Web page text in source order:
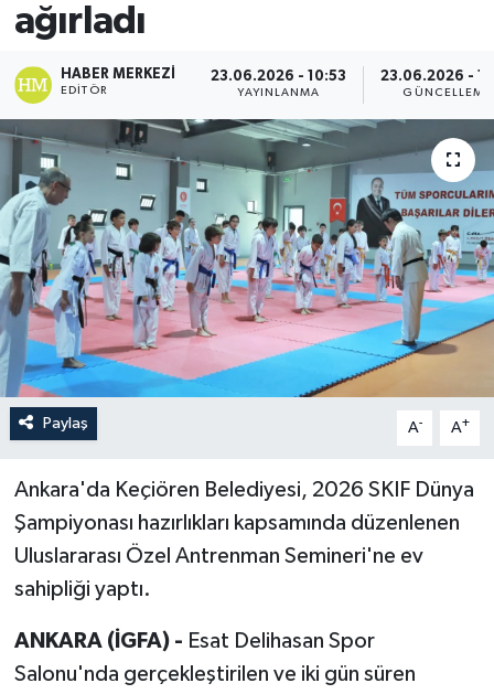
ağırladı
HABER MERKEZI
EDITÖR
23.06.2026 - 10:53
YAYINLANMA
23.06.2026 -
GÜNCELLEME
Paylaş A- A+
Ankara'da Keçiören Belediyesi, 2026 SKIF Dünya
Şampiyonası hazırlıkları kapsamında düzenlenen
Uluslararası Özel Antrenman Semineri'ne ev
sahipliği yaptı.
ANKARA (İGFA) - Esat Delihasan Spor
Salonu'nda gerçekleştirilen ve iki gün süren